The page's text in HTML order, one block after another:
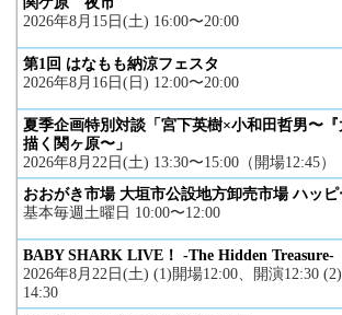
2026年8月15日(土) 16:00〜20:00
第1回 はなもも納涼フェスタ
2026年8月16日(日) 12:00〜20:00
夏季企画特別対談「宮下英樹×小和田哲男〜
描く関ヶ原〜」
2026年8月22日(土) 13:30〜15:00（開場12:45）
おおがき市場 大垣市公設地方卸売市場 ハッ
基本毎週土曜日 10:00〜12:00
BABY SHARK LIVE！ -The Hidden Treasure-
2026年8月22日(土) (1)開場12:00、開演12:30
14:30